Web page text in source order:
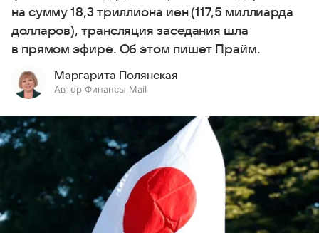
на сумму 18,3 триллиона иен (117,5 миллиарда
долларов), трансляция заседания шла
в прямом эфире. Об этом пишет Прайм.
Маргарита Полянская
Автор Финансы Mail